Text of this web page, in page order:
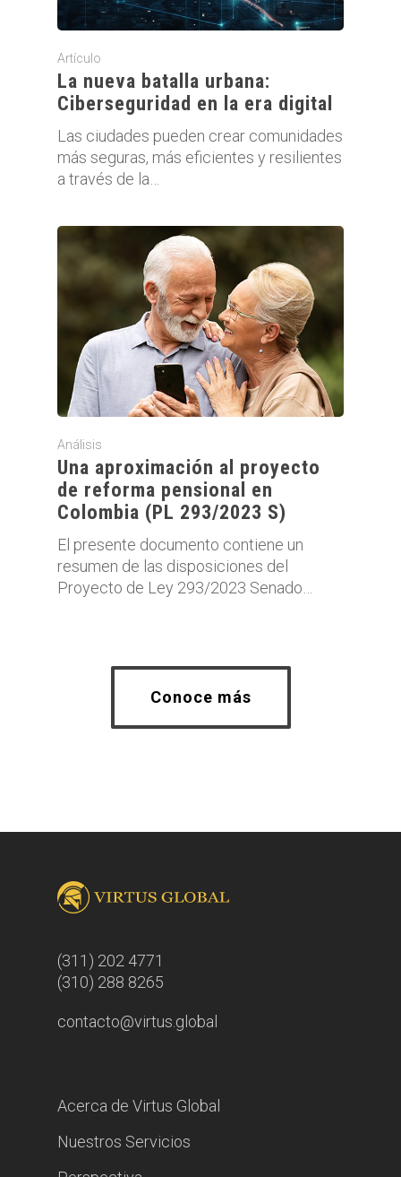
Artículo
La nueva batalla urbana:
Ciberseguridad en la era digital
Las ciudades pueden crear comunidades
más seguras, más eficientes y resilientes
a través de la…
Análisis
Una aproximación al proyecto
de reforma pensional en
Colombia (PL 293/2023 S)
El presente documento contiene un
resumen de las disposiciones del
Proyecto de Ley 293/2023 Senado…
Conoce más
(311) 202 4771
(310) 288 8265
contacto@virtus.global
Acerca de Virtus Global
Nuestros Servicios